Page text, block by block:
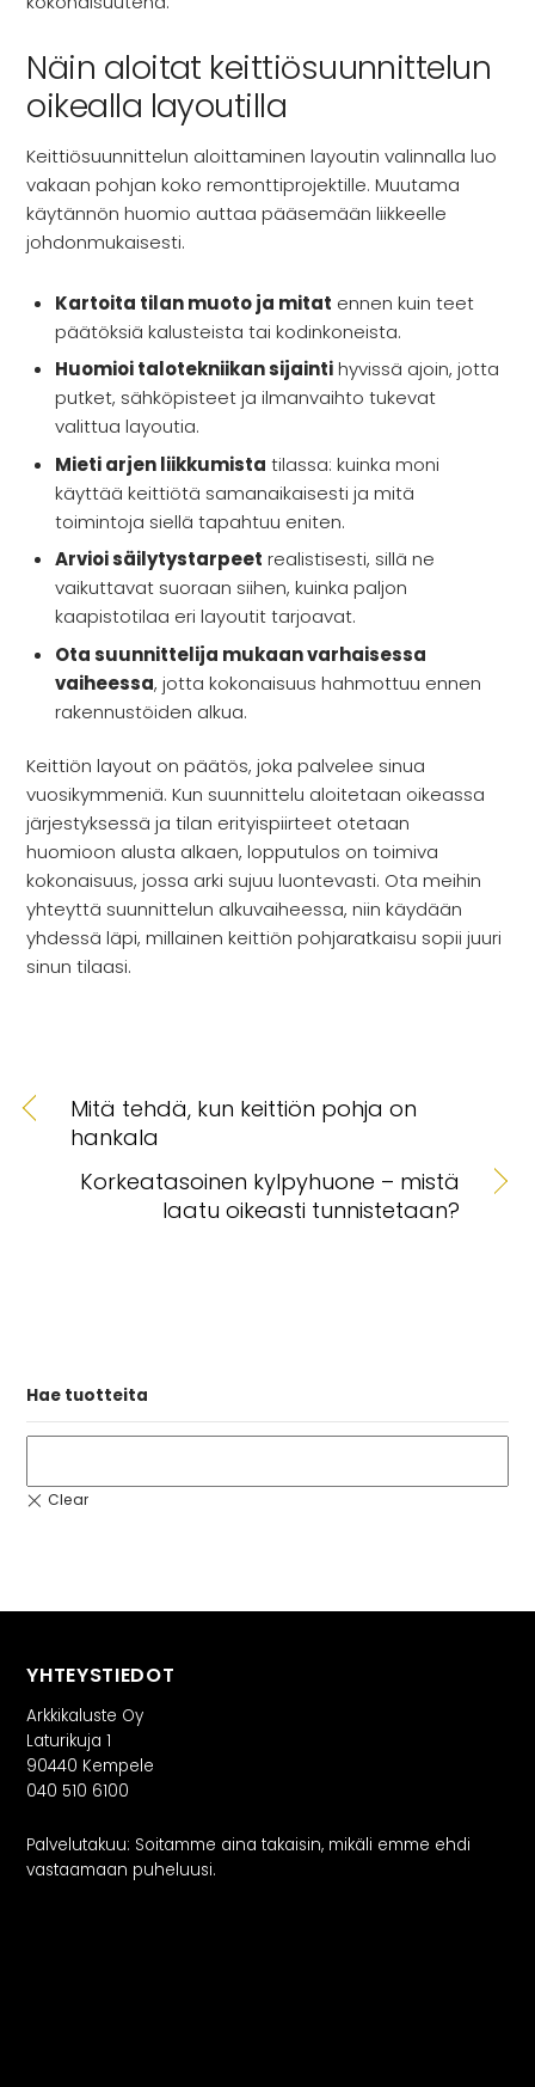
Näin aloitat keittiösuunnittelun
oikealla layoutilla
Keittiösuunnittelun aloittaminen layoutin valinnalla luo
vakaan pohjan koko remonttiprojektille. Muutama
käytännön huomio auttaa pääsemään liikkeelle
johdonmukaisesti.
Kartoita tilan muoto ja mitat ennen kuin teet
päätöksiä kalusteista tai kodinkoneista.
Huomioi talotekniikan sijaintihyvissä ajoin, jotta
putket, sähköpisteet ja ilmanvaihto tukevat
valittua layoutia.
Mieti arjen liikkumista tilassa: kuinka moni
käyttää keittiötä samanaikaisesti ja mitä
toimintoja siellä tapahtuu eniten.
Arvioi säilytystarpeet realistisesti, sillä ne
vaikuttavat suoraan siihen, kuinka paljon
kaapistotilaa eri layoutit tarjoavat.
Ota suunnittelija mukaan varhaisessa
vaiheessa, jotta kokonaisuus hahmottuu ennen
rakennustöiden alkua.
Keittiön layout on päätös, joka palvelee sinua
vuosikymmeniä. Kun suunnittelu aloitetaan oikeassa
järjestyksessä ja tilan erityispiirteet otetaan
huomioon alusta alkaen, lopputulos on toimiva
kokonaisuus, jossa arki sujuu luontevasti. Ota meihin
yhteyttä suunnittelun alkuvaiheessa, niin käydään
yhdessä läpi, millainen keittiön pohjaratkaisu sopii juuri
sinun tilaasi.
Mitä tehdä, kun keittiön pohja on
hankala
Korkeatasoinen kylpyhuone – mistä
laatu oikeasti tunnistetaan?
Hae tuotteita
YHTEYSTIEDOT
Arkkikaluste Oy
Laturikuja 1
90440 Kempele
040 510 6100
Palvelutakuu: Soitamme aina takaisin, mikäli emme ehdi
vastaamaan puheluusi.